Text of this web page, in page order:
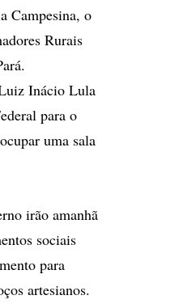
Campesina, o
Rurais
Inácio Lula
para o
uma sala
irão amanhã
sociais
para
artesianos.